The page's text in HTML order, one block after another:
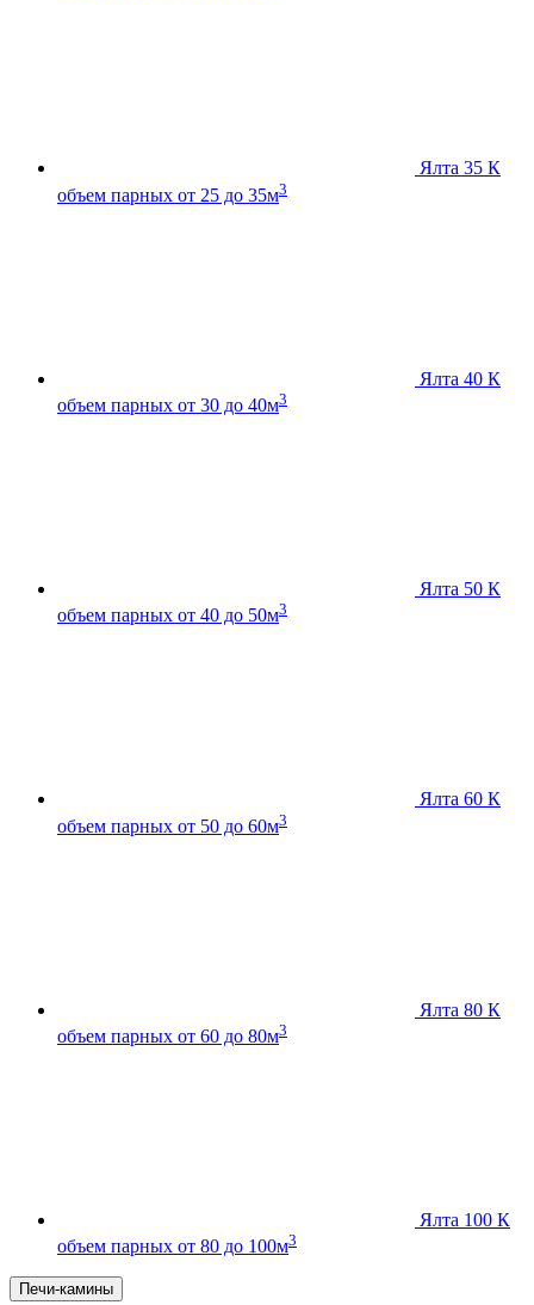
Ялта 35 К
объем парных от 25 до 35м3
Ялта 40 К
объем парных от 30 до 40м3
Ялта 50 К
объем парных от 40 до 50м3
Ялта 60 К
объем парных от 50 до 60м3
Ялта 80 К
объем парных от 60 до 80м3
Ялта 100 К
объем парных от 80 до 100м3
Печи-камины